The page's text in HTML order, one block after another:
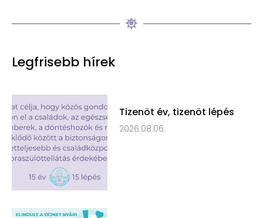
Legfrisebb hírek
Tizenöt év, tizenöt lépés
2026.08.06.